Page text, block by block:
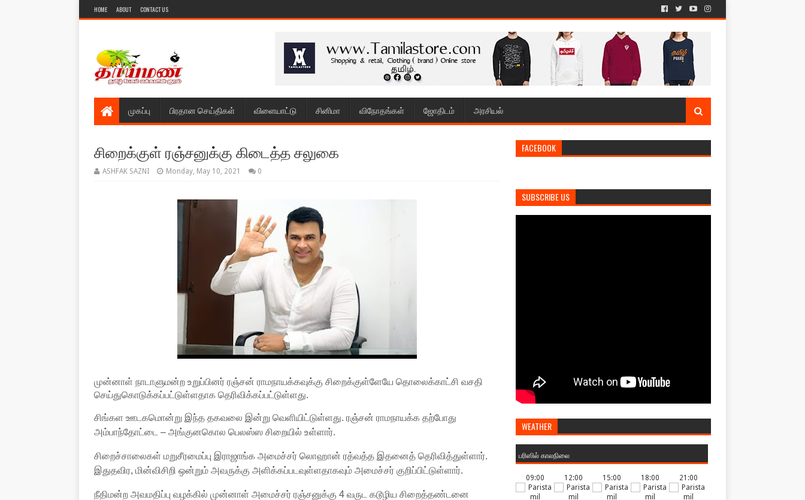
HOME ABOUT CONTACT US
முகப்பு பிரதான செய்திகள் விளையாட்டு சினிமா விநோதங்கள் ஜோதிடம் அரசியல்
சிறைக்குள் ரஞ்சனுக்கு கிடைத்த சலுகை
ASHFAK SAZNI Monday, May 10, 2021 0
முன்னாள் நாடாளுமன்ற உறுப்பினர் ரஞ்சன் ராமநாயக்கவுக்கு சிறைக்குள்ளேயே தொலைக்காட்சி வசதி
செய்துகொடுக்கப்பட்டுள்ளதாக தெரிவிக்கப்பட்டுள்ளது.
சிங்கள ஊடகமொன்று இந்த தகவலை இன்று வெளியிட்டுள்ளது. ரஞ்சன் ராமநாயக்க தற்போது
அம்பாந்தோட்டை – அங்குனகொல பெலஸ்ஸ சிறையில் உள்ளார்.
சிறைச்சாலைகள் மறுசீரமைப்பு இராஜாங்க அமைச்சர் லொஹான் ரத்வத்த இதனைத் தெரிவித்துள்ளார்.
இதுதவிர, மின்விசிறி ஒன்றும் அவருக்கு அளிக்கப்படவுள்ளதாகவும் அமைச்சர் குறிப்பிட்டுள்ளார்.
நீதிமன்ற அவமதிப்பு வழக்கில் முன்னாள் அமைச்சர் ரஞ்சனுக்கு 4 வருட கடூழிய சிறைத்தண்டனை
FACEBOOK
SUBSCRIBE US
WEATHER
பரிஸில் காலநிலை
09:00 12:00 15:00 18:00 21:00